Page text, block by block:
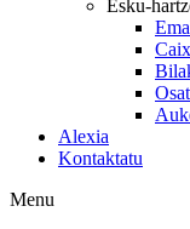
Esku-
Alexia
Kontaktatu
Menu